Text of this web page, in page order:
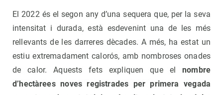
El 2022 és el segon any d’una sequera que, per la seva
intensitat i durada, està esdevenint una de les més
rellevants de les darreres dècades. A més, ha estat un
estiu extremadament calorós, amb nombroses onades
de calor. Aquests fets expliquen que elnombre
d’hectàrees noves registrades per primera vegada